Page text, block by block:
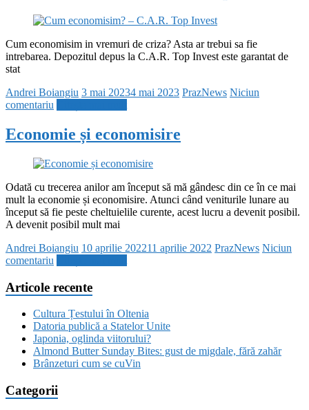
Cum economisim in vremuri de criza? Asta ar trebui sa fie
intrebarea. Depozitul depus la C.A.R. Top Invest este garantat de
stat
Andrei Boiangiu 3 mai 20234 mai 2023 PrazNews Niciun
comentariu
Economie și economisire
Odată cu trecerea anilor am început să mă gândesc din ce în ce mai
mult la economie și economisire. Atunci când veniturile lunare au
început să fie peste cheltuielile curente, acest lucru a devenit posibil.
A devenit posibil mult mai
Andrei Boiangiu 10 aprilie 202211 aprilie 2022 PrazNews Niciun
comentariu
Articole recente
Cultura Țestului în Oltenia
Datoria publică a Statelor Unite
Japonia, oglinda viitorului?
Almond Butter Sunday Bites: gust de migdale, fără zahăr
Brânzeturi cum se cuVin
Categorii